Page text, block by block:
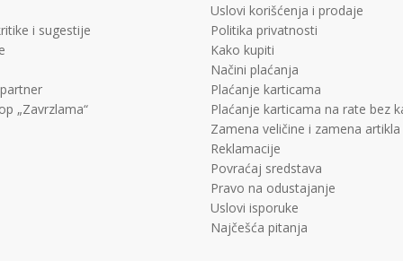
i sugestije
„Zavrzlama“
Uslovi korišćenja i prodaje
Politika privatnosti
Kako kupiti
Načini plaćanja
Plaćanje karticama
Plaćanje karticama na rate bez
Zamena veličine i zamena
Reklamacije
Povraćaj sredstava
Pravo na odustajanje
Uslovi isporuke
Najčešća pitanja